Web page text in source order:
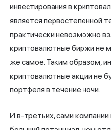
инвестирования в
является первостепенной
практически невозможно
криптовалютные биржи не
же самое. Таким образом,
криптовалютные акции не
портфеля в течение ночи.
И в-третьих, сами